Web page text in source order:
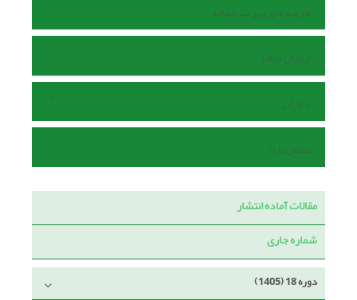
هزینه های بررسی مقاله
ارسال مقاله
داوران
تماس با ما
مقالات آماده انتشار
شماره جاری
دوره 18 (1405)